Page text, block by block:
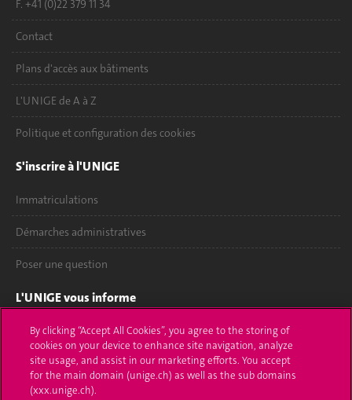
F. +41 (0)22 379 11 34
Contact
Plans d'accès aux bâtiments
L'UNIGE de A à Z
Politique et configuration des cookies
S'inscrire à l'UNIGE
Immatriculations
Démarches administratives
Poser une question
L'UNIGE vous informe
UNIGE Mobile
Médias
Offres d'emploi
By clicking “Accept All Cookies”, you agree to the storing of
cookies on your device to enhance site navigation, analyze
site usage, and assist in our marketing efforts. You accept
for the main domain (unige.ch) as well as the sub domains
(xxx.unige.ch).